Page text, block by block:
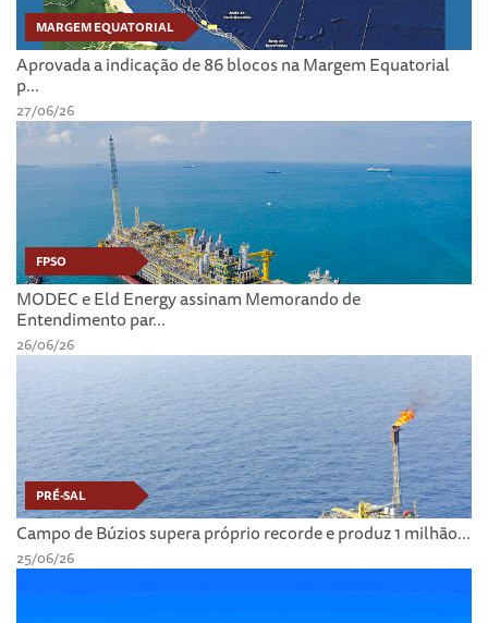
MARGEM EQUATORIAL
Aprovada a indicação de 86 blocos na Margem Equatorial
p...
27/06/26
FPSO
MODEC e Eld Energy assinam Memorando de
Entendimento par...
26/06/26
PRÉ-SAL
Campo de Búzios supera próprio recorde e produz 1 milhão...
25/06/26